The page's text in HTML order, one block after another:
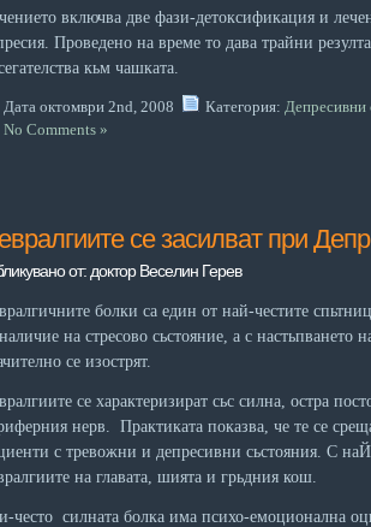
включва две фази-детоксификация и
Проведено на време то дава трайни
кьм чашката.
Дата октомври 2nd, 2008 Категория: Депресивни
No Comments »
се засилват при
от: доктор Веселин Герев
болки са един от най-честите
на стресово сьстояние, а с настьпването
се изострят.
се характеризират сьс силна, остра
нерв. Практиката показва, че те се
с тревожни и депресивни сьстояния. С
на главата, шията и грьдния кош.
често силната болка има психо-емоционална